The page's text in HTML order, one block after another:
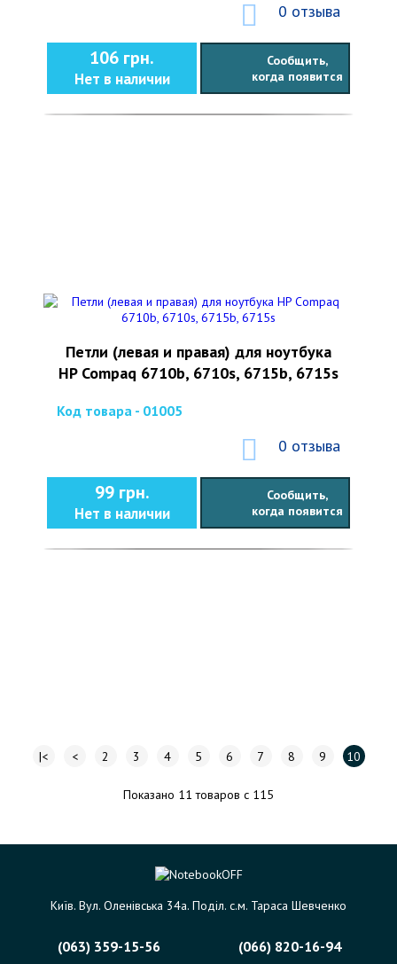
0 отзыва
106 грн.
Нет в наличии
Сообщить,
когда появится
Петли (левая и правая) для ноутбука
HP Compaq 6710b, 6710s, 6715b, 6715s
Код товара - 01005
0 отзыва
99 грн.
Нет в наличии
Сообщить,
когда появится
|< < 2 3 4 5 6 7 8 9 10
Показано 11 товаров с 115
Київ. Вул. Оленівська 34а. Поділ. с.м. Тараса Шевченко
(063) 359-15-56
(066) 820-16-94